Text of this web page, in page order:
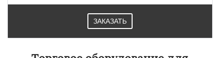
Лотошино Малаховка Менделеевск
Нахабино
ЗАКАЗАТЬ